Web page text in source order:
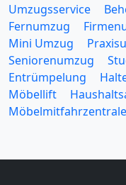
Umzugsservice
Fernumzug
Mini Umzug
Seniorenumzug
Entrümpelung
Möbellift
Möbelmitfahrzentrale